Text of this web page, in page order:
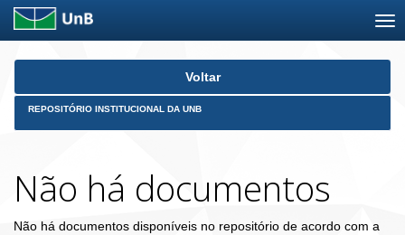
Skip
Voltar
REPOSITÓRIO INSTITUCIONAL DA UNB
Não há documentos
Não há documentos disponíveis no repositório de acordo com a